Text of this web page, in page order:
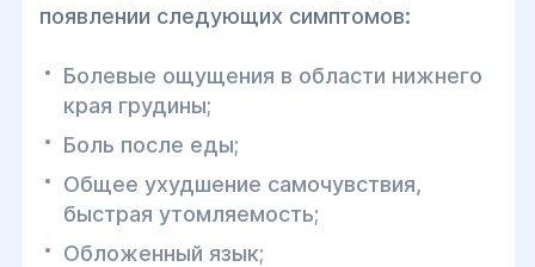
появлении следующих симптомов:
Болевые ощущения в области нижнего
края грудины;
Боль после еды;
Общее ухудшение самочувствия,
быстрая утомляемость;
Обложенный язык;